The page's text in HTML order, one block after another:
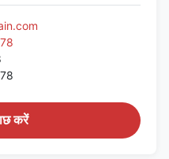
करें